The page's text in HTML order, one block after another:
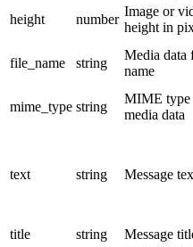
height
number
Image or
height in
file_name string
Media data
name
mime_type string
MIME type
media data
text string Message
title
string Message